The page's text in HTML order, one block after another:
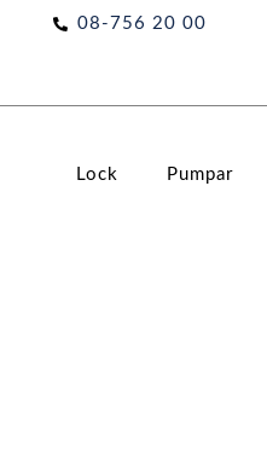
08-756 20 00
Lock Pumpar